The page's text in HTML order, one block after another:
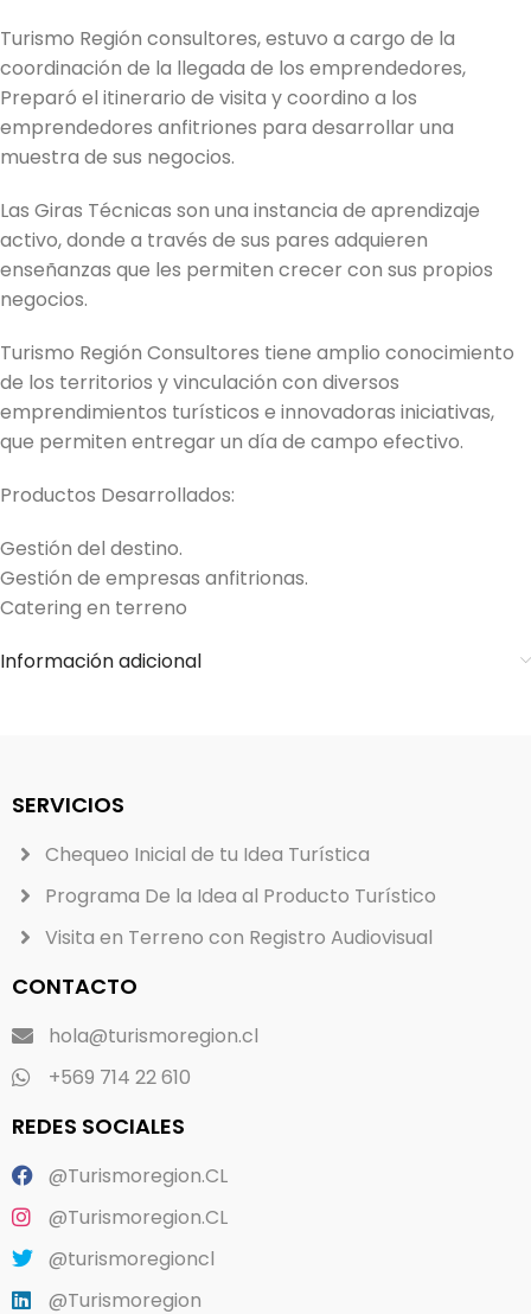
Turismo Región consultores, estuvo a cargo de la
coordinación de la llegada de los emprendedores,
Preparó el itinerario de visita y coordino a los
emprendedores anfitriones para desarrollar una
muestra de sus negocios.
Las Giras Técnicas son una instancia de aprendizaje
activo, donde a través de sus pares adquieren
enseñanzas que les permiten crecer con sus propios
negocios.
Turismo Región Consultores tiene amplio conocimiento
de los territorios y vinculación con diversos
emprendimientos turísticos e innovadoras iniciativas,
que permiten entregar un día de campo efectivo.
Productos Desarrollados:
Gestión del destino.
Gestión de empresas anfitrionas.
Catering en terreno
Información adicional
SERVICIOS
Chequeo Inicial de tu Idea Turística
Programa De la Idea al Producto Turístico
Visita en Terreno con Registro Audiovisual
CONTACTO
hola@turismoregion.cl
+569 714 22 610
REDES SOCIALES
@Turismoregion.CL
@Turismoregion.CL
@turismoregioncl
@Turismoregion